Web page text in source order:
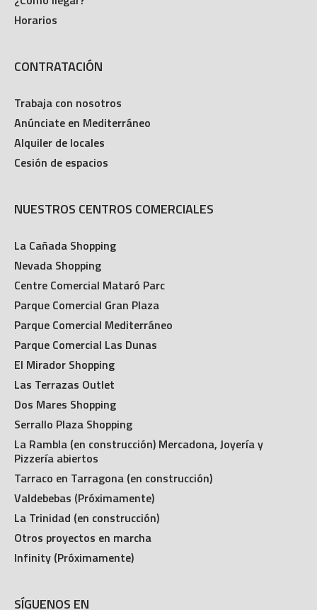
Horarios
CONTRATACIÓN
Trabaja con nosotros
Anúnciate en Mediterráneo
Alquiler de locales
Cesión de espacios
NUESTROS CENTROS COMERCIALES
La Cañada Shopping
Nevada Shopping
Centre Comercial Mataró Parc
Parque Comercial Gran Plaza
Parque Comercial Mediterráneo
Parque Comercial Las Dunas
El Mirador Shopping
Las Terrazas Outlet
Dos Mares Shopping
Serrallo Plaza Shopping
La Rambla (en construcción) Mercadona, Joyería y
Pizzería abiertos
Tarraco en Tarragona (en construcción)
Valdebebas (Próximamente)
La Trinidad (en construcción)
Otros proyectos en marcha
Infinity (Próximamente)
SÍGUENOS EN